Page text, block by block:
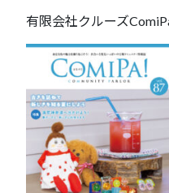
有限会社クルーズ